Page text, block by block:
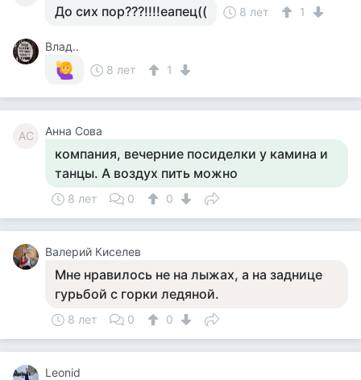
До сих пор???!!!!еапец(( 8 лет 1
Влад..
8 лет
1
АС Анна Сова
компания, вечерние посиделки у камина и
танцы. А воздух пить можно
8 лет 0 0
Валерий Киселев
Мне нравилось не на лыжах, а на заднице
гурьбой с горки ледяной.
8 лет 0 0
Leonid